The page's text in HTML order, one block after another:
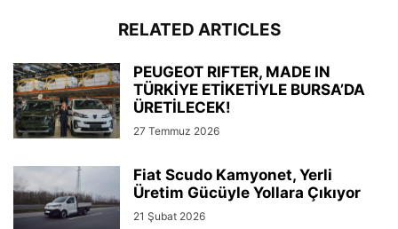
RELATED ARTICLES
PEUGEOT RIFTER, MADE IN
TÜRKİYE ETİKETİYLE BURSA’DA
ÜRETİLECEK!
27 Temmuz 2026
Fiat Scudo Kamyonet, Yerli
Üretim Gücüyle Yollara Çıkıyor
21 Şubat 2026